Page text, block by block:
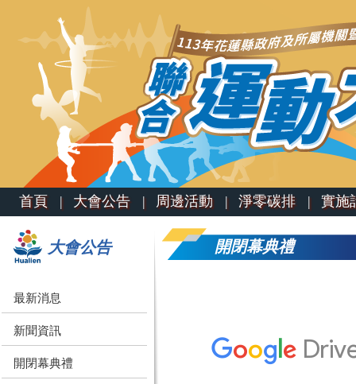
首頁 | 大會公告 | 周邊活動 | 淨零碳排 | 實
大會公告
最新消息
新聞資訊
開閉幕典禮
開閉幕典禮